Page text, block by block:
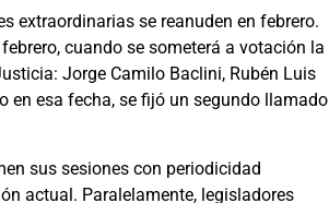
extraordinarias se reanuden en febrero.
cuando se someterá a votación la
Jorge Camilo Baclini, Rubén Luis
en esa fecha, se fijó un segundo llamado
sus sesiones con periodicidad
actual. Paralelamente, legisladores